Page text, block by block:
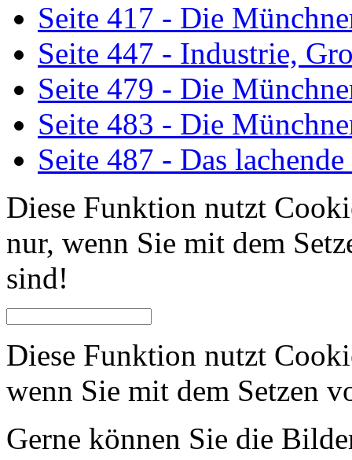
Seite 417 - Die
Seite 447 - Industrie,
Seite 479 - Die
Seite 483 - Die
Seite 487 - Das
Diese Funktion nutzt
nur, wenn Sie mit dem
sind!
Diese Funktion nutzt
wenn Sie mit dem Setzen
Gerne können Sie die